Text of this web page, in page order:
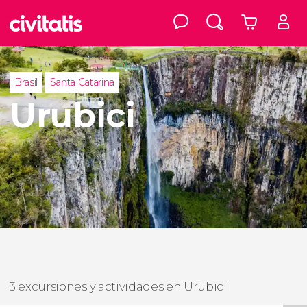
Brasil Santa Catarina
Urubici
3 excursiones y actividades en Urubici